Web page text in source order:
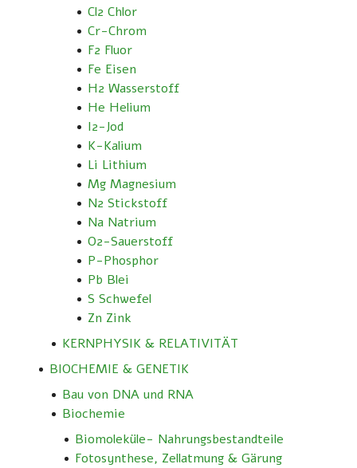
Cl2 Chlor
Cr-Chrom
F2 Fluor
Fe Eisen
H2 Wasserstoff
He Helium
I2-Jod
K-Kalium
Li Lithium
Mg Magnesium
N2 Stickstoff
Na Natrium
O2-Sauerstoff
P-Phosphor
Pb Blei
S Schwefel
Zn Zink
KERNPHYSIK & RELATIVITÄT
BIOCHEMIE & GENETIK
Bau von DNA und RNA
Biochemie
Biomoleküle- Nahrungsbestandteile
Fotosynthese, Zellatmung & Gärung